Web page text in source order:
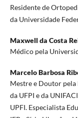
Residente de
da Universidade
Maxwell da Costa
Médico pela
Marcelo Barbosa
Mestre e Doutor
da UFPI e da
UPFI. Especialista